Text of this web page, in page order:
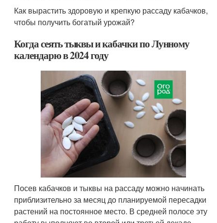
Как вырастить здоровую и крепкую рассаду кабачков,
чтобы получить богатый урожай?
Когда сеять тыквы и кабачки по Лунному
календарю в 2024 году
Посев кабачков и тыквы на рассаду можно начинать
приблизительно за месяц до планируемой пересадки
растений на постоянное место. В средней полосе эту